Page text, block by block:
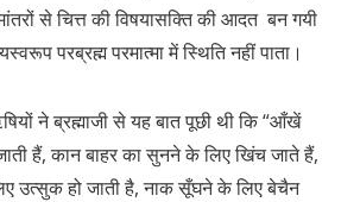
से चित्त की विषयासक्ति की आदत बन गयी
परब्रह्म परमात्मा में स्थिति नहीं पाता।
ने ब्रह्माजी से यह बात पूछी थी कि “आँखें
हैं, कान बाहर का सुनने के लिए खिंच जाते हैं,
उत्सुक हो जाती है, नाक सूँघने के लिए बेचैन